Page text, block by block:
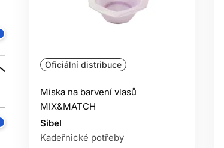
Oficiální distribuce
Miska na barvení vlasů
MIX&MATCH
Sibel
Kadeřnické potřeby